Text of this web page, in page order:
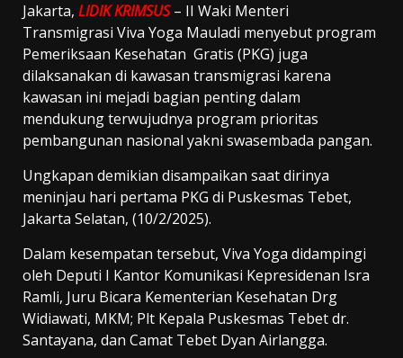
Jakarta, LIDIK KRIMSUS– II Waki Menteri
Transmigrasi Viva Yoga Mauladi menyebut program
Pemeriksaan Kesehatan Gratis (PKG) juga
dilaksanakan di kawasan transmigrasi karena
kawasan ini mejadi bagian penting dalam
mendukung terwujudnya program prioritas
pembangunan nasional yakni swasembada pangan.
Ungkapan demikian disampaikan saat dirinya
meninjau hari pertama PKG di Puskesmas Tebet,
Jakarta Selatan, (10/2/2025).
Dalam kesempatan tersebut, Viva Yoga didampingi
oleh Deputi I Kantor Komunikasi Kepresidenan Isra
Ramli, Juru Bicara Kementerian Kesehatan Drg
Widiawati, MKM; Plt Kepala Puskesmas Tebet dr.
Santayana, dan Camat Tebet Dyan Airlangga.